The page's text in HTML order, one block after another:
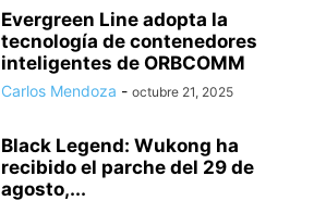
Evergreen Line adopta la
tecnología de contenedores
inteligentes de ORBCOMM
Carlos Mendoza - octubre 21, 2025
Black Legend: Wukong ha
recibido el parche del 29 de
agosto,...